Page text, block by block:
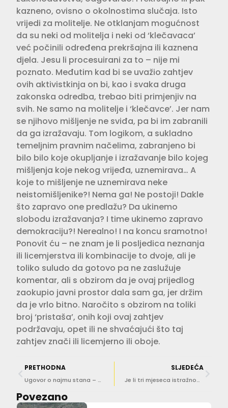
kazneno, ovisno o okolnostima slučaja. Isto
vrijedi za molitelje. Ne otklanjam mogućnost
da su neki od molitelja i neki od ‘klečavaca’
već počinili određena prekršajna ili kaznena
djela. Jesu li procesuirani za to – nije mi
poznato. Međutim kad bi se uvažio zahtjev
ovih aktivistkinja on bi, kao i svaka druga
zakonska odredba, trebao biti primjenjiv na
svih. Ne samo na molitelje i ‘klečavce’. Jer nam
se njihovo mišljenje ne sviđa, pa bi im zabranili
da ga izražavaju. Tom logikom, a sukladno
temeljnim pravnim načelima, zabranjeno bi
bilo bilo koje okupljanje i izražavanje bilo kojeg
mišljenja koje nekog vrijeđa, uznemirava… A
koje to mišljenje ne uznemirava neke
neistomišljenike?! Nema ga! Ne postoji! Dakle
što zapravo one predlažu? Da ukinemo
slobodu izražavanja? I time ukinemo zapravo
demokraciju?! Nerealno! I na koncu sramotno!
Ponovit ću – ne znam je li posljedica neznanja
ili licemjerstva ili kombinacije to dvoje, ali je
toliko suludo da gotovo pa ne zaslužuje
komentar, ali s obzirom da je ovaj prijedlog
zaokupio javni prostor dala sam ga, jer držim
da je vrlo bitno. Naročito s obzirom na toliki
broj ‘pristaša’, onih koji ovaj zahtjev
podržavaju, opet ili ne shvaćajući što taj
zahtjev znači ili licemjerno ili oboje.
PRETHODNA
Ugovor o najmu stana – sklapanje, otkaz i raskid
SLJEDEĆA
Je li tri mjeseca istražnog zatvora kratko? Što je s mjerama opreza?
Povezano